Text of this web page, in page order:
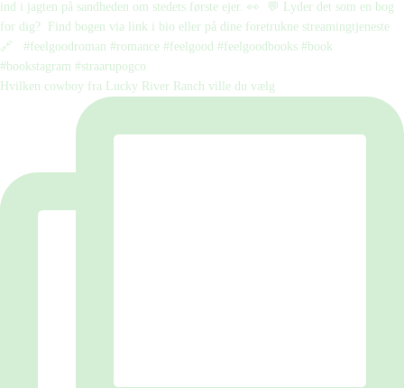
Hvilken cowboy fra Lucky River Ranch ville du vælg